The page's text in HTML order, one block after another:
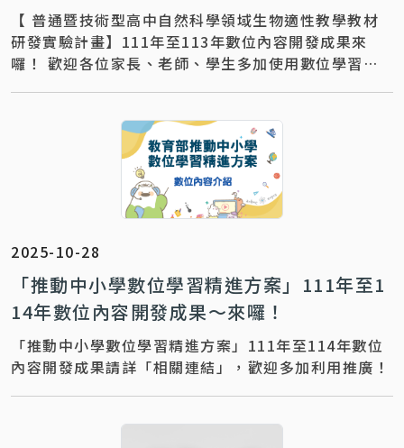
【 普通暨技術型高中自然科學領域生物適性教學教材
研發實驗計畫】111年至113年數位內容開發成果來
囉！ 歡迎各位家長、老師、學生多加使用數位學習平
2025-10-28
「推動中小學數位學習精進方案」111年至1
14年數位內容開發成果～來囉！
「推動中小學數位學習精進方案」111年至114年數位
內容開發成果請詳「相關連結」，歡迎多加利用推廣！